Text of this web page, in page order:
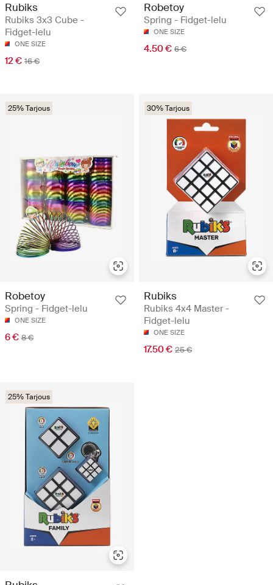
Rubiks
Rubiks 3x3 Cube -
Fidget-lelu
ONE SIZE
12 € 16 €
Robetoy
Spring - Fidget-lelu
ONE SIZE
4.50 € 6 €
25% Tarjous
Robetoy
Spring - Fidget-lelu
ONE SIZE
6 € 8 €
30% Tarjous
Rubiks
Rubiks 4x4 Master -
Fidget-lelu
ONE SIZE
17.50 € 25 €
25% Tarjous